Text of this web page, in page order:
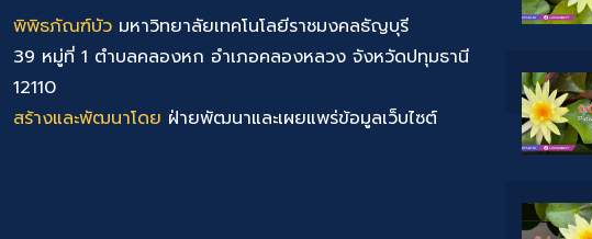
พิพิธภัณฑ์บัว มหาวิทยาลัยเทคโนโลยีราชมงคลธัญบุรี
39 หมู่ที่ 1 ตำบลคลองหก อำเภอคลองหลวง จังหวัดปทุมธานี
12110
สร้างและพัฒนาโดย ฝ่ายพัฒนาและเผยแพร่ข้อมูลเว็บไซต์